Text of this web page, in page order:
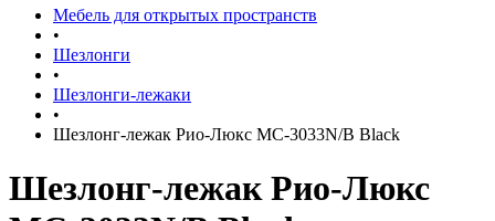
Мебель для открытых пространств
•
Шезлонги
•
Шезлонги-лежаки
•
Шезлонг-лежак Рио-Люкс MC-3033N/B Black
Шезлонг-лежак Рио-Люкс